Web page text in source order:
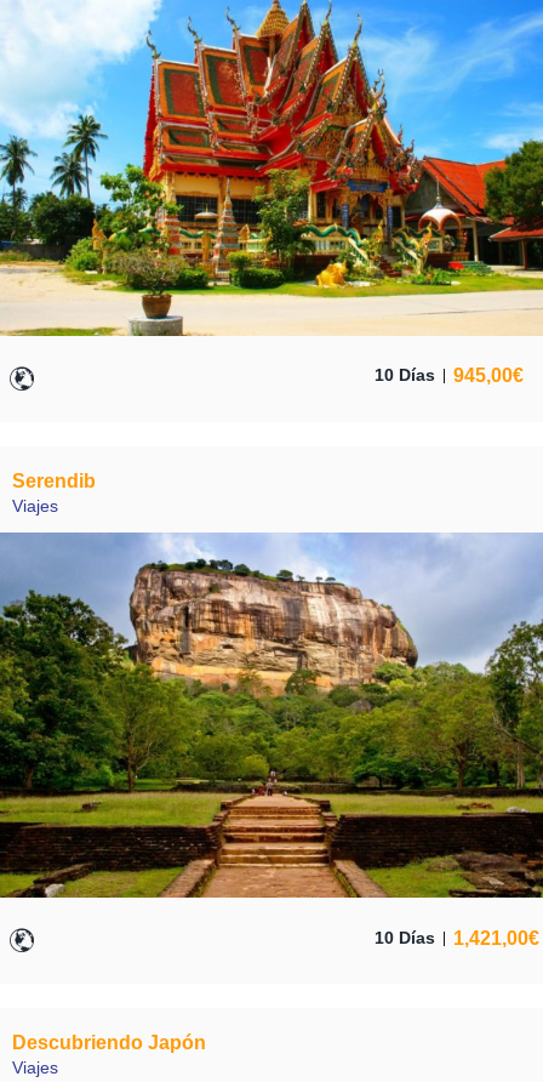
10 Días 945,00€
Serendib
Viajes
10 Días 1,421,00€
Descubriendo Japón
Viajes